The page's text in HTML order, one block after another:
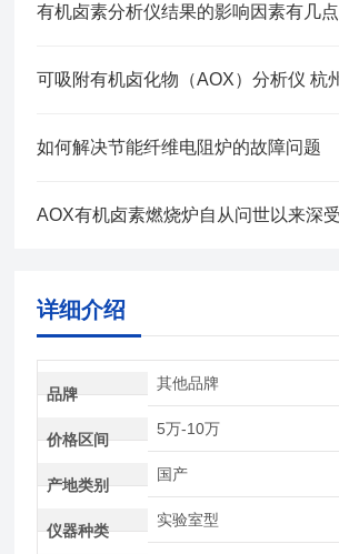
有机卤素分析仪结果的影响因素有几点
如何解决节能纤维电阻炉的故障问题
详细介绍
品牌
其他品牌
价格区间
5万-10万
产地类别
国产
仪器种类
实验室型